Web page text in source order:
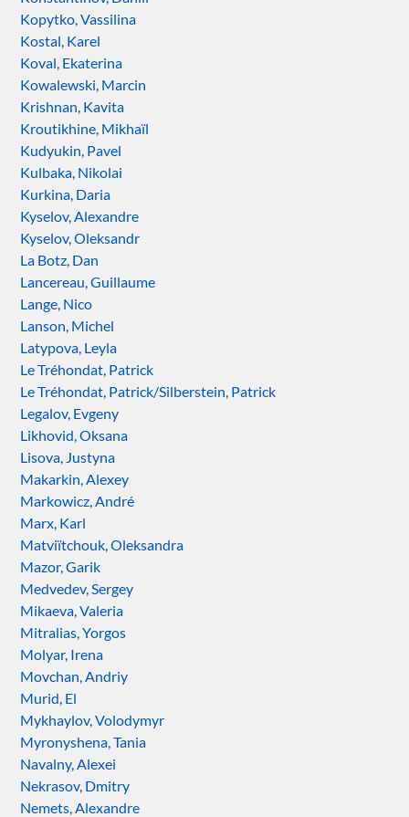
Kopytko, Vassilina
Kostal, Karel
Koval, Ekaterina
Kowalewski, Marcin
Krishnan, Kavita
Kroutikhine, Mikhaïl
Kudyukin, Pavel
Kulbaka, Nikolai
Kurkina, Daria
Kyselov, Alexandre
Kyselov, Oleksandr
La Botz, Dan
Lancereau, Guillaume
Lange, Nico
Lanson, Michel
Latypova, Leyla
Le Tréhondat, Patrick
Le Tréhondat, Patrick/Silberstein, Patrick
Legalov, Evgeny
Likhovid, Oksana
Lisova, Justyna
Makarkin, Alexey
Markowicz, André
Marx, Karl
Matviïtchouk, Oleksandra
Mazor, Garik
Medvedev, Sergey
Mikaeva, Valeria
Mitralias, Yorgos
Molyar, Irena
Movchan, Andriy
Murid, El
Mykhaylov, Volodymyr
Myronyshena, Tania
Navalny, Alexei
Nekrasov, Dmitry
Nemets, Alexandre